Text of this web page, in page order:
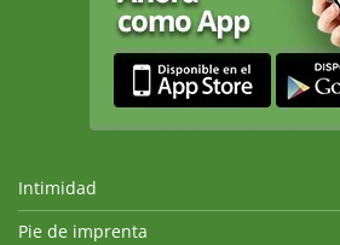
Intimidad
Pie de imprenta